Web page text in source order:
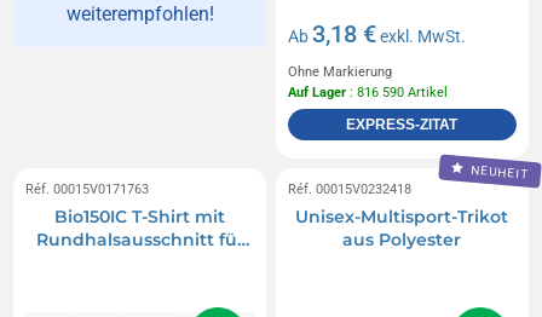
weiterempfohlen!
Ab3,18 €exkl. MwSt.
Ohne Markierung
Auf Lager : 816 590 Artikel
EXPRESS-ZITAT
Réf. 00015V0171763
Bio150IC T-Shirt mit
Rundhalsausschnitt für
NEUHEIT
Réf. 00015V0232418
Unisex-Multisport-Trikot
aus Polyester